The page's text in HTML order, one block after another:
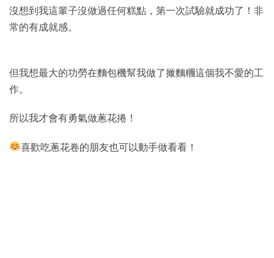
沒想到我這輩子沒做過任何糕點，第一次試驗就成功了！非
常的有成就感。
但我想最大的功勞在麵包機幫我做了撖麵糰這個我不愛的工
作。
所以我才會有勇氣做蔥花捲！
喜歡吃蔥花卷的朋友也可以動手做看看！